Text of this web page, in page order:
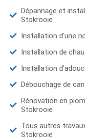
Dépannage et
Stokrooie
Installation d'une
Installation de
Installation
Débouchage de
Rénovation en
Stokrooie
Tous autres
Stokrooie